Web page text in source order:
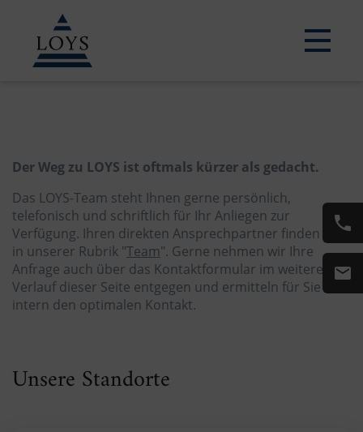
Der Weg zu LOYS ist oftmals
kürzer als gedacht.
Der Weg zu LOYS ist oftmals kürzer als gedacht.
Das LOYS-Team steht Ihnen gerne persönlich,
telefonisch und schriftlich für Ihr Anliegen zur
Verfügung. Ihren direkten Ansprechpartner finden Sie
in unserer Rubrik "Team". Gerne nehmen wir Ihre
Anfrage auch über das Kontaktformular im weiteren
Verlauf dieser Seite entgegen und ermitteln für Sie
intern den optimalen Kontakt.
Unsere Standorte